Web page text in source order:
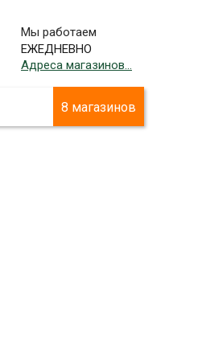
Мы работаем
ЕЖЕДНЕВНО
Адреса магазинов...
8 магазинов